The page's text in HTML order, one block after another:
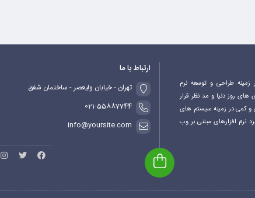
خود را در زمینه طراحی و توسعه نرم
های روز دنیا و مد نظر قرار
و کمی در زمینه سیستم های
نرم افزارهای مبتنی بر وب
ارتباط با ما
تهران - خیابان ولیعصر - ساختمان شفق
021-55887744
info@yoursite.com